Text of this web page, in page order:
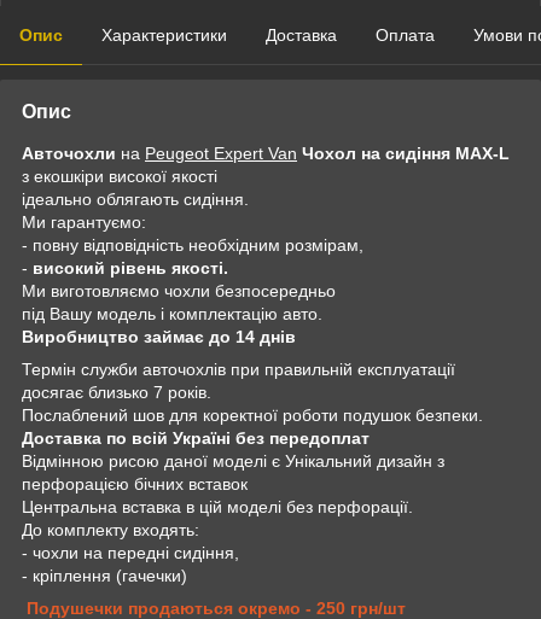
Опис Характеристики Доставка Оплата Умови
Опис
Авточохли на Peugeot Expert Van Чохол на сидіння MAX-L
з екошкіри високої якості
ідеально облягають сидіння.
Ми гарантуємо:
- повну відповідність необхідним розмірам,
- високий рівень якості.
Ми виготовляємо чохли безпосередньо
під Вашу модель і комплектацію авто.
Виробництво займає до 14 днів
Термін служби авточохлів при правильній експлуатації
досягає близько 7 років.
Послаблений шов для коректної роботи подушок безпеки.
Доставка по всій Україні без передоплат
Відмінною рисою даної моделі є Унікальний дизайн з
перфорацією бічних вставок
Центральна вставка в цій моделі без перфорації.
До комплекту входять:
- чохли на передні сидіння,
- кріплення (гачечки)
Подушечки продаються окремо - 250 грн/шт